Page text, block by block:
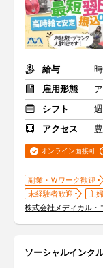
給与
雇用形態
シフト
アクセス
オンライン面接可
副業・Ｗワーク歓迎
未経験者歓迎
主
株式会社メディカル・
ソーシャルインク